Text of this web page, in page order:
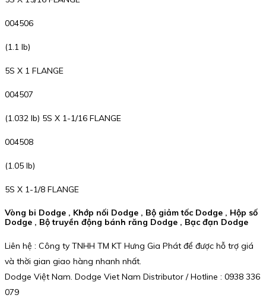
004506
(1.1 lb)
5S X 1 FLANGE
004507
(1.032 lb) 5S X 1-1/16 FLANGE
004508
(1.05 lb)
5S X 1-1/8 FLANGE
Vòng bi Dodge , Khớp nối Dodge , Bộ giảm tốc Dodge , Hộp số
Dodge , Bộ truyền động bánh răng Dodge , Bạc đạn Dodge
Liên hệ : Công ty TNHH TM KT Hưng Gia Phát để được hỗ trợ giá
và thời gian giao hàng nhanh nhất.
Dodge Việt Nam. Dodge Viet Nam Distributor / Hotline : 0938 336
079